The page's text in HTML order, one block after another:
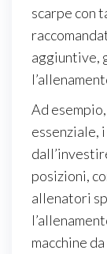
scarpe con
aggiuntive,
Ad
essenziale,
posizioni,
allenatori
macchine